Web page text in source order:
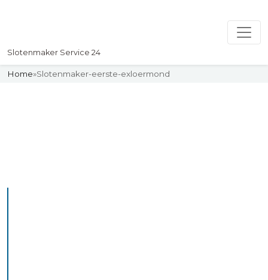
Slotenmaker Service 24
Home»Slotenmaker-eerste-exloermond